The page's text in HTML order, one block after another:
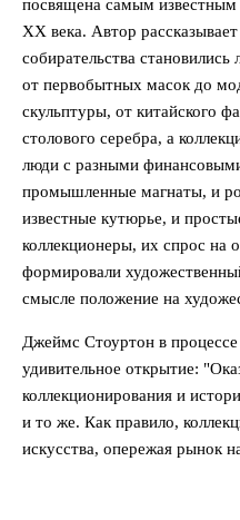
посвящена самым
XX века. Автор
собирательства
от первобытных масок до
скульптуры, от китайского
столового серебра, а
люди с разными
промышленные магнаты, и
известные кутюрье, и
коллекционеры, их спрос на
формировали
смысле положение на
Джеймс Стоуртон в
удивительное открытие:
коллекционирования и
и то же. Как правило,
искусства, опережая рынок